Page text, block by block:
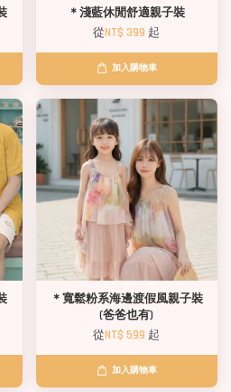
＊淺藍休閒舒適親子裝
從NT$ 399 起
加入購物車
＊寬鬆粉系海邊渡假風親子裝
(爸爸也有)
從NT$ 599 起
加入購物車